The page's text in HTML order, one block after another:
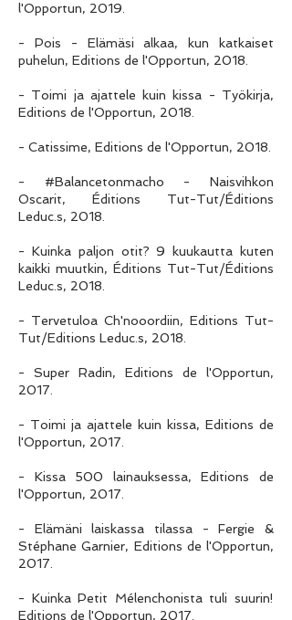
l'Opportun, 2019.
- Pois - Elämäsi alkaa, kun katkaiset
puhelun, Editions de l'Opportun, 2018.
- Toimi ja ajattele kuin kissa - Työkirja,
Editions de l'Opportun, 2018.
- Catissime, Editions de l'Opportun, 2018.
- #Balancetonmacho - Naisvihkon
Oscarit, Éditions Tut-Tut/Éditions
Leduc.s, 2018.
- Kuinka paljon otit? 9 kuukautta kuten
kaikki muutkin, Éditions Tut-Tut/Éditions
Leduc.s, 2018.
- Tervetuloa Ch'nooordiin, Editions Tut-
Tut/Editions Leduc.s, 2018.
- Super Radin, Editions de l'Opportun,
2017.
- Toimi ja ajattele kuin kissa, Editions de
l'Opportun, 2017.
- Kissa 500 lainauksessa, Editions de
l'Opportun, 2017.
- Elämäni laiskassa tilassa - Fergie &
Stéphane Garnier, Editions de l'Opportun,
2017.
- Kuinka Petit Mélenchonista tuli suurin!
Editions de l'Opportun, 2017.